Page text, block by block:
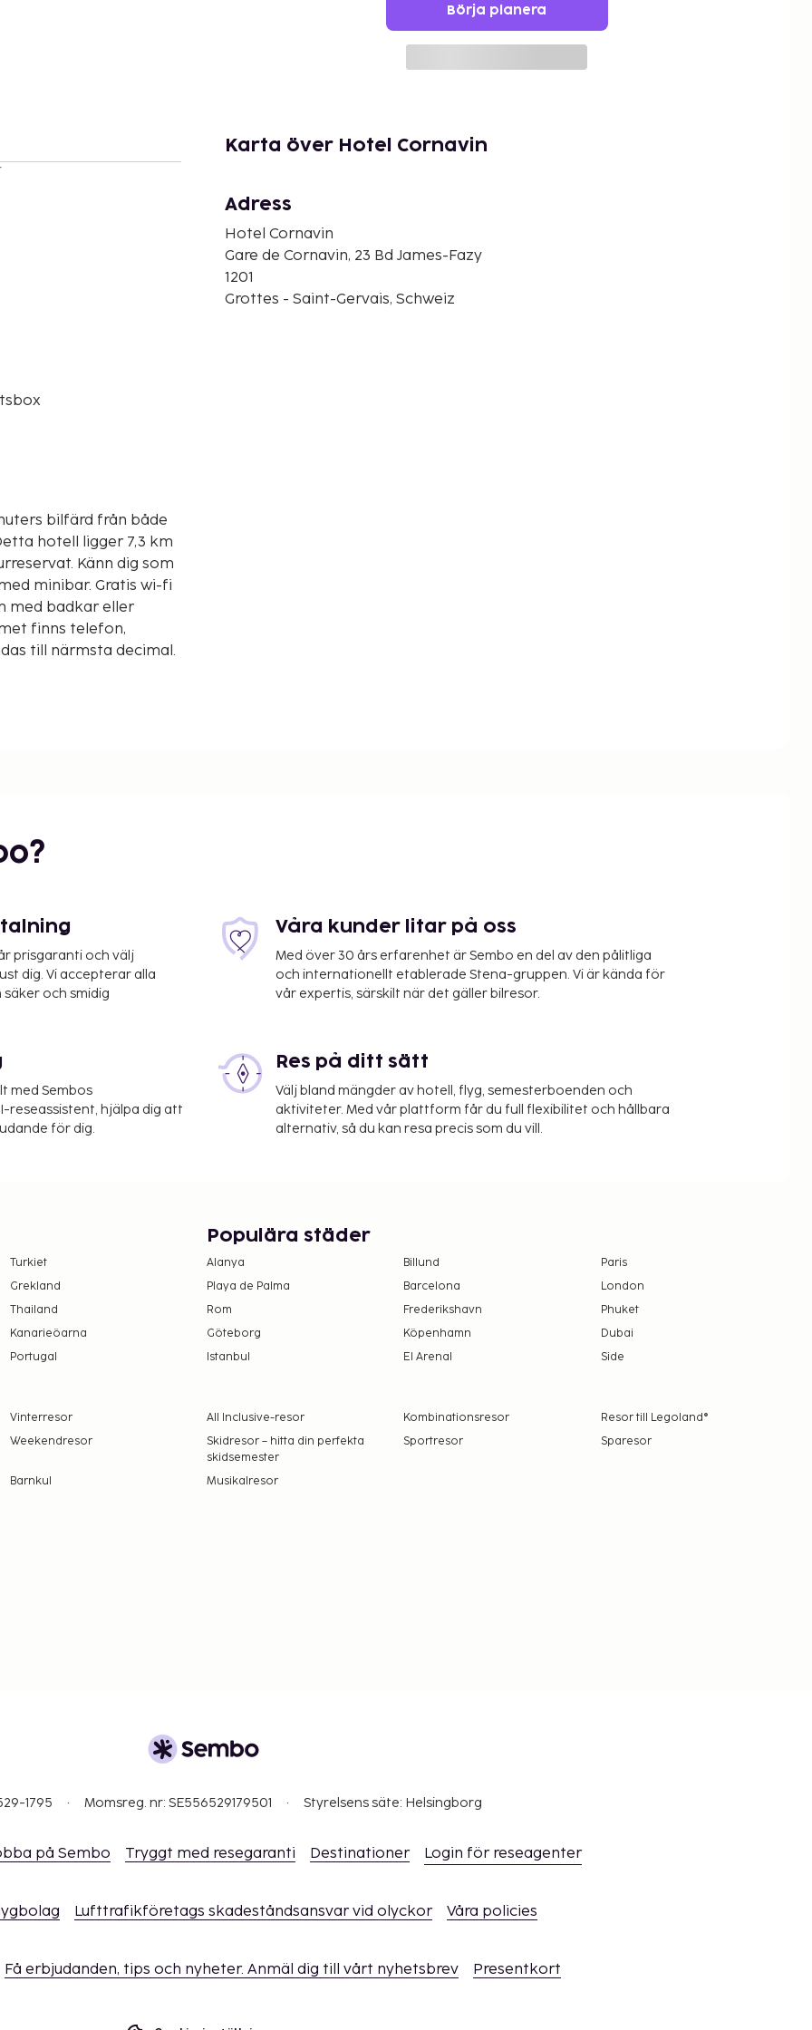
Börja planera
bilfärd från både
Känn dig som
minibar. Gratis wi-fi
med badkar eller
finns telefon,
till närmsta decimal.
Geneva
kemtvätt/tvättjänster
2 konferensrum för
till fritidsnöjen som
fi, conciergetjänster
boendet –
oss om.
att avgifter och
Karta över Hotel Cornavin
Adress
Hotel Cornavin
Gare de Cornavin, 23 Bd James-Fazy
1201
Grottes - Saint-Gervais, Schweiz
prisgaranti och välj
dig. Vi accepterar alla
och smidig
Våra kunder litar på oss
Med över 30 års erfarenhet är Sembo en del av den pålitliga
och internationellt etablerade Stena-gruppen. Vi är kända för
vår expertis, särskilt när det gäller bilresor.
med Sembos
reseassistent, hjälpa dig att
för dig.
Res på ditt sätt
Välj bland mängder av hotell, flyg, semesterboenden och
aktiviteter. Med vår plattform får du full flexibilitet och hållbara
alternativ, så du kan resa precis som du vill.
Turkiet
Grekland
Thailand
Kanarieöarna
Portugal
Populära städer
Alanya Billund
Paris
Playa de Palma
Barcelona
London
Rom
Frederikshavn
Phuket
Göteborg
Köpenhamn
Dubai
Istanbul
El Arenal Side
Vinterresor All Inclusive-resor Kombinationsresor
Resor till Legoland®
Weekendresor
Skidresor – hitta din perfekta
skidsemester
Sportresor Sparesor
Barnkul Musikalresor
1795 Momsreg. nr: SE556529179501 Styrelsens säte: Helsingborg
på Sembo Tryggt med resegaranti Destinationer Login för reseagenter
Lufttrafikföretags skadeståndsansvar vid olyckor Våra policies
Få erbjudanden, tips och nyheter. Anmäl dig till vårt nyhetsbrev Presentkort